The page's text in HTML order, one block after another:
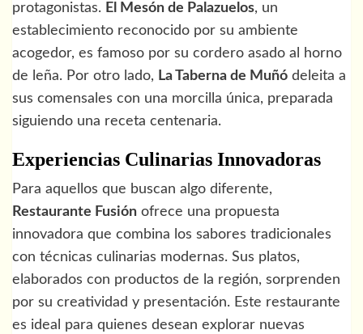
protagonistas. El Mesón de Palazuelos, un
establecimiento reconocido por su ambiente
acogedor, es famoso por su cordero asado al horno
de leña. Por otro lado, La Taberna de Muñó deleita a
sus comensales con una morcilla única, preparada
siguiendo una receta centenaria.
Experiencias Culinarias Innovadoras
Para aquellos que buscan algo diferente,
Restaurante Fusión ofrece una propuesta
innovadora que combina los sabores tradicionales
con técnicas culinarias modernas. Sus platos,
elaborados con productos de la región, sorprenden
por su creatividad y presentación. Este restaurante
es ideal para quienes desean explorar nuevas